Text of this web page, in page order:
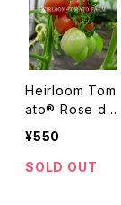
Heirloom Tom
ato® Rose de
Podlaky エアル
ーズ・デ・ポドラ
¥550
SOLD OUT